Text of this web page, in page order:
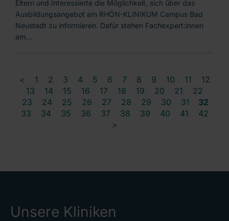
Eltern und Interessierte die Möglichkeit, sich über das
Ausbildungsangebot am RHÖN-KLINIKUM Campus Bad
Neustadt zu informieren. Dafür stehen Fachexpert:innen
am…
< 1 2 3 4 5 6 7 8 9 10 11
12
13
14 15 16 17 18 19 20 21
22
23
24 25 26 27 28 29 30 31
32
33
34 35 36 37 38 39 40 41
42
>
Unsere Kliniken